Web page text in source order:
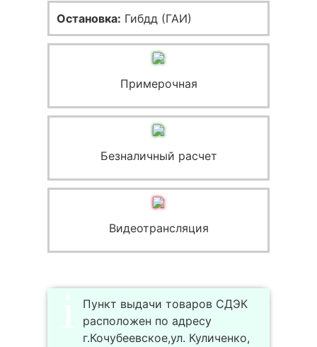
Остановка: Гибдд (ГАИ)
Примерочная
Безналичный расчет
Видеотрансляция
Пункт выдачи товаров СДЭК
расположен по адресу
г.Кочубеевское,ул. Куличенко,